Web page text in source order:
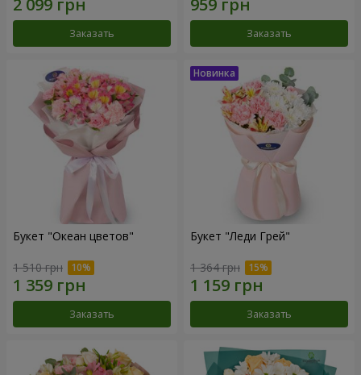
Заказать Заказать
Букет "Океан цветов"
1 510 грн
Заказать
Букет "Леди Грей"
1 364 грн
Заказать